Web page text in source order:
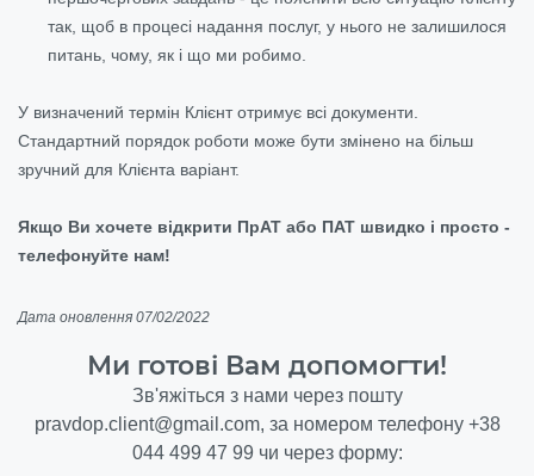
так, щоб в процесі надання послуг, у нього не залишилося
питань, чому, як і що ми робимо.
У визначений термін Клієнт отримує всі документи.
Стандартний порядок роботи може бути змінено на більш
зручний для Клієнта варіант.
Якщо Ви хочете відкрити ПрАТ або ПАТ швидко і просто -
телефонуйте нам!
Дата оновлення 07/02/2022
Ми готові Вам допомогти!
Зв'яжіться з нами через пошту
pravdop.client@gmail.com, за номером телефону +38
044 499 47 99 чи через форму: